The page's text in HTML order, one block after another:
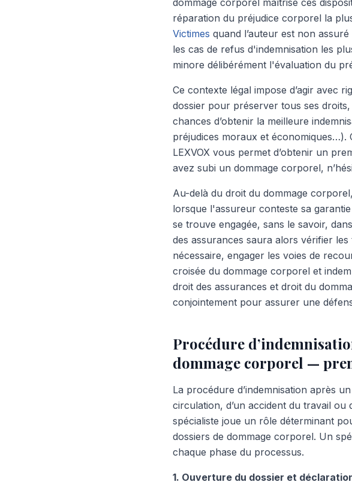
dommage corporel maîtrise ces
réparation du préjudice corporel la
Victimes quand l’auteur est non
les cas de refus d'indemnisation les
minore délibérément l'évaluation du
Ce contexte légal impose d’agir avec
dossier pour préserver tous ses
chances d’obtenir la meilleure
préjudices moraux et économiques…).
LEXVOX vous permet d’obtenir un
avez subi un dommage corporel,
Au-delà du droit du dommage
lorsque l'assureur conteste sa
se trouve engagée, sans le savoir,
des assurances saura alors vérifier
nécessaire, engager les voies de
croisée du dommage corporel et
droit des assurances et droit du
conjointement pour assurer une
Procédure
dommage corporel —
La procédure d’indemnisation après
circulation, d’un accident du travail ou
spécialiste joue un rôle déterminant
dossiers de dommage corporel. Un
chaque phase du processus.
1. Ouverture du dossier et